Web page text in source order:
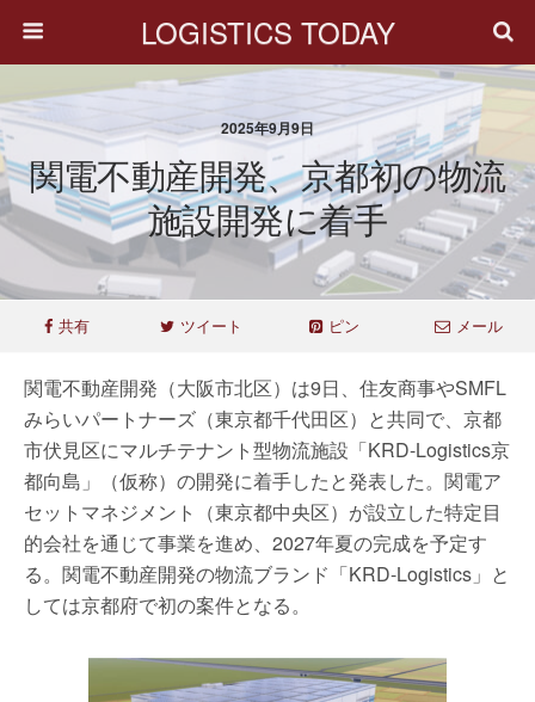
LOGISTICS TODAY
2025年9月9日
関電不動産開発、京都初の物流
施設開発に着手
共有 ツイート ピン メール
関電不動産開発（大阪市北区）は9日、住友商事やSMFL
みらいパートナーズ（東京都千代田区）と共同で、京都
市伏見区にマルチテナント型物流施設「KRD-Logistics京
都向島」（仮称）の開発に着手したと発表した。関電ア
セットマネジメント（東京都中央区）が設立した特定目
的会社を通じて事業を進め、2027年夏の完成を予定す
る。関電不動産開発の物流ブランド「KRD-Logistics」と
しては京都府で初の案件となる。